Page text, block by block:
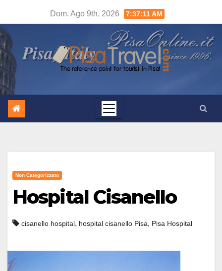
contenuto
Dom. Ago 9th, 2026 7:37:12 AM
Non Categorizzato
Hospital Cisanello
cisanello hospital, hospital cisanello Pisa, Pisa Hospital